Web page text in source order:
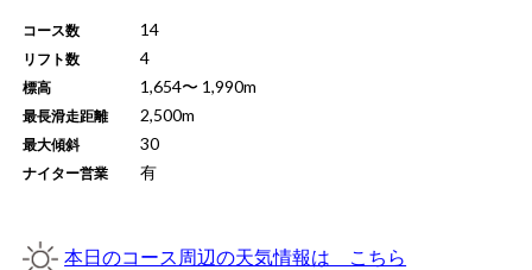
コース数 14
リフト数 4
標高 1,654〜 1,990m
最長滑走距離 2,500m
最大傾斜 30
ナイター営業 有
本日のコース周辺の天気情報は こちら